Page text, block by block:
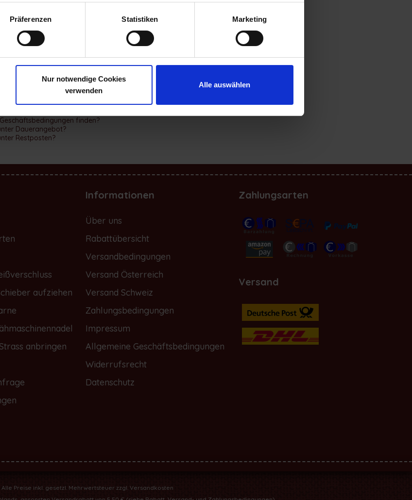
zulassen.
Präferenzen Statistiken Marketing
Nur notwendige Cookies
verwenden
Alle auswählen
und welche Vorteile bieten Sie mir?
ändern?
auf zu laden?
finden?
Dauerangebot?
Restposten?
aufziehen
anbringen
Informationen
Über uns
Rabattübersicht
Versandbedingungen
Versand Österreich
Versand Schweiz
Zahlungsbedingungen
Impressum
Allgemeine Geschäftsbedingungen
Widerrufsrecht
Datenschutz
Zahlungsarten
Versand
Alle Preise inkl. gesetzl. Mehrwertsteuer zzgl. Versandkosten